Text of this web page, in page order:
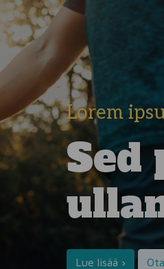
Lorem
Sed
Lue lisää ›